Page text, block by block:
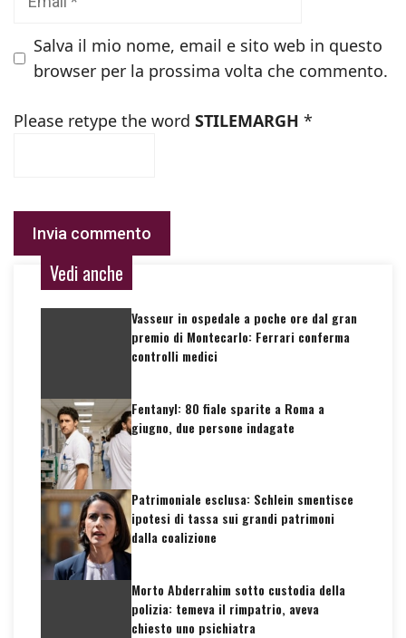
Salva il mio nome, email e sito web in questo
browser per la prossima volta che commento.
Please retype the word STILEMARGH *
Vedi anche
Vasseur in ospedale a poche ore dal gran
premio di Montecarlo: Ferrari conferma
controlli medici
Fentanyl: 80 fiale sparite a Roma a
giugno, due persone indagate
Patrimoniale esclusa: Schlein smentisce
ipotesi di tassa sui grandi patrimoni
dalla coalizione
Morto Abderrahim sotto custodia della
polizia: temeva il rimpatrio, aveva
chiesto uno psichiatra